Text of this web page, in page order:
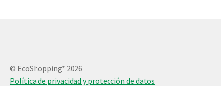
© EcoShopping* 2026
Política de privacidad y protección de datos